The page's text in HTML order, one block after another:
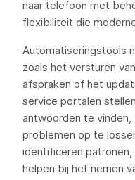
naar telefoon met
flexibiliteit die
Automatiseringstools
zoals het versturen
afspraken of het
service portalen
antwoorden te
problemen op te
identificeren
helpen bij het nemen